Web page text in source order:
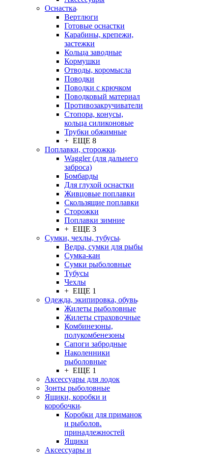
Оснастка
Вертлюги
Готовые оснастки
Карабины, крепежи,
застежки
Кольца заводные
Кормушки
Отводы, коромысла
Поводки
Поводки с крючком
Поводковый материал
Противозакручиватели
Стопора, конусы,
кольца силиконовые
Трубки обжимные
+ ЕЩЕ 8
Поплавки, сторожки
Waggler (для дальнего
заброса)
Бомбарды
Для глухой оснастки
Живцовые поплавки
Скользящие поплавки
Сторожки
Поплавки зимние
+ ЕЩЕ 3
Сумки, чехлы, тубусы
Ведра, сумки для рыбы
Сумка-кан
Сумки рыболовные
Тубусы
Чехлы
+ ЕЩЕ 1
Одежда, экипировка, обувь
Жилеты рыболовные
Жилеты страховочные
Комбинезоны,
полукомбенезоны
Сапоги забродные
Наколенники
рыболовные
+ ЕЩЕ 1
Аксессуары для лодок
Зонты рыболовные
Ящики, коробки и
коробочки
Коробки для приманок
и рыболов.
принадлежностей
Ящики
Аксессуары и